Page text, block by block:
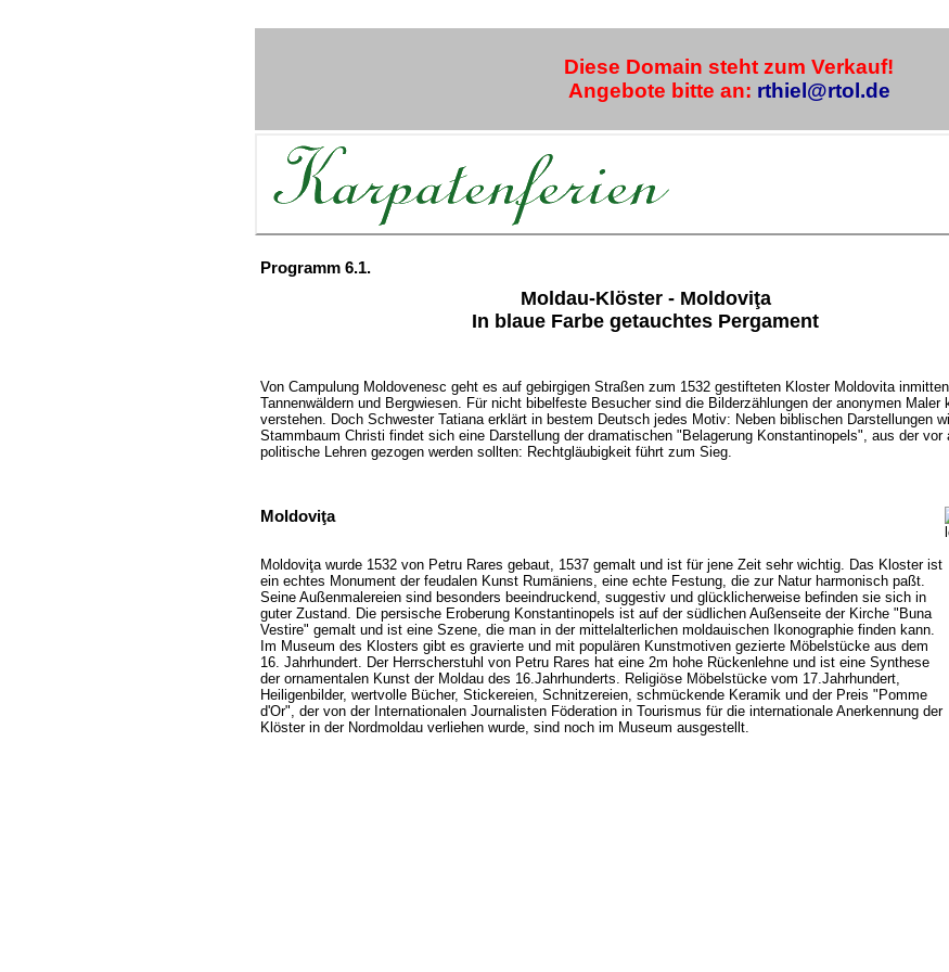
Diese Domain steht zum Verkauf!
Angebote bitte an: rthiel@rtol.de
Programm 6.1.
Moldau-Klöster - Moldoviţa
In blaue Farbe getauchtes Pergament
Von Campulung Moldovenesc geht es auf gebirgigen Straßen zum 1532 gestifteten Kloster Moldovita
Tannenwäldern und Bergwiesen. Für nicht bibelfeste Besucher sind die Bilderzählungen der anonymen Maler
verstehen. Doch Schwester Tatiana erklärt in bestem Deutsch jedes Motiv: Neben biblischen Darstellungen
Stammbaum Christi findet sich eine Darstellung der dramatischen "Belagerung Konstantinopels", aus der vor
politische Lehren gezogen werden sollten: Rechtgläubigkeit führt zum Sieg.
Moldoviţa
Moldoviţa wurde 1532 von Petru Rares gebaut, 1537 gemalt und ist für jene Zeit sehr wichtig. Das Kloster ist
ein echtes Monument der feudalen Kunst Rumäniens, eine echte Festung, die zur Natur harmonisch paßt.
Seine Außenmalereien sind besonders beeindruckend, suggestiv und glücklicherweise befinden sie sich in
guter Zustand. Die persische Eroberung Konstantinopels ist auf der südlichen Außenseite der Kirche "Buna
Vestire" gemalt und ist eine Szene, die man in der mittelalterlichen moldauischen Ikonographie finden kann.
Im Museum des Klosters gibt es gravierte und mit populären Kunstmotiven gezierte Möbelstücke aus dem
16. Jahrhundert. Der Herrscherstuhl von Petru Rares hat eine 2m hohe Rückenlehne und ist eine Synthese
der ornamentalen Kunst der Moldau des 16.Jahrhunderts. Religiöse Möbelstücke vom 17.Jahrhundert,
Heiligenbilder, wertvolle Bücher, Stickereien, Schnitzereien, schmückende Keramik und der Preis "Pomme
d'Or", der von der Internationalen Journalisten Föderation in Tourismus für die internationale Anerkennung der
Klöster in der Nordmoldau verliehen wurde, sind noch im Museum ausgestellt.